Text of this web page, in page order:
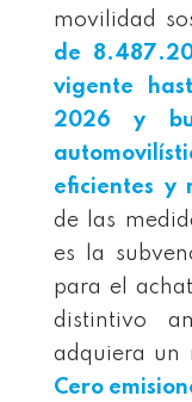
movilidad
de
vigente
2026 y
eficientes y
de las
es la
para el
distintivo
adquiera un
Cero